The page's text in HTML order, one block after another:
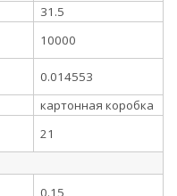
31.5
10000
0.014553
картонная коробка
21
0.15